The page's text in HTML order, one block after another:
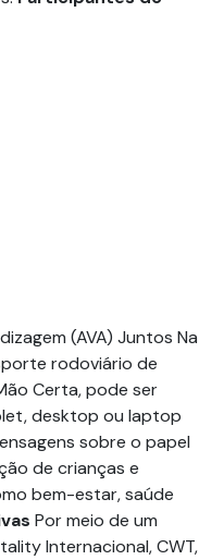
(AVA) Juntos Na
rodoviário de
Certa, pode ser
desktop ou laptop
sobre o papel
de crianças e
bem-estar, saúde
Por meio de um
Internacional, CWT,